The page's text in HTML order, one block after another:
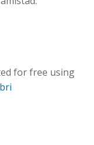
for free using